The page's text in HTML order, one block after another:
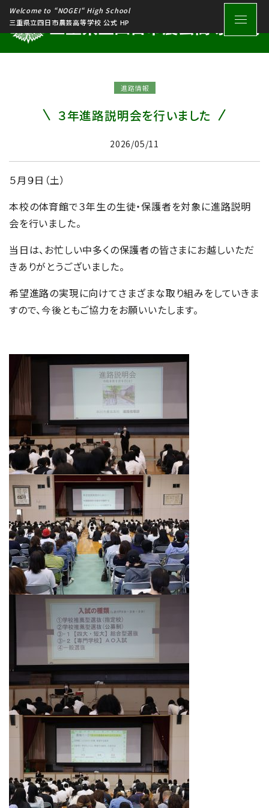
Welcome to “NOGEI“ High School
三重県立四日市農芸高等学校 公式 HP
進路情報
３年進路説明会を行いました
2026/05/11
５月９日（土）
本校の体育館で３年生の生徒・保護者を対象に進路説明
会を行いました。
当日は、お忙しい中多くの保護者の皆さまにお越しいただ
きありがとうございました。
希望進路の実現に向けてさまざまな取り組みをしていきま
すので、今後ともご協力をお願いいたします。